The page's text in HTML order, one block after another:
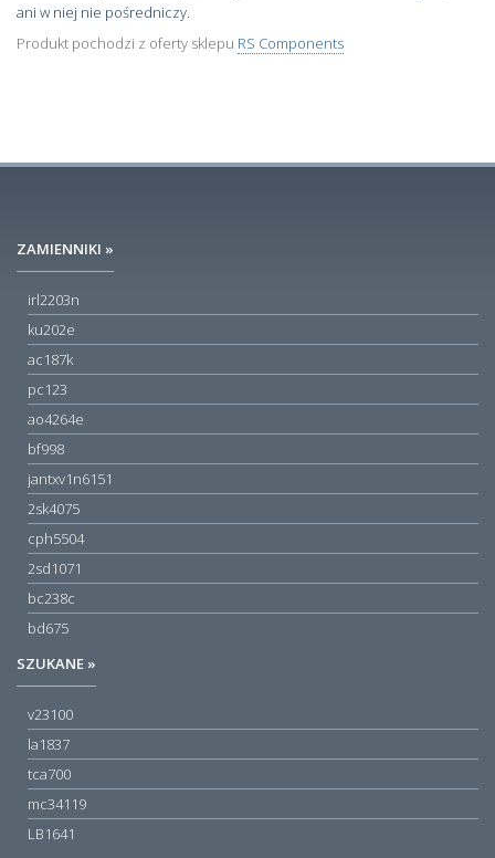
ani w niej nie pośredniczy.
Produkt pochodzi z oferty sklepu RS Components
ZAMIENNIKI »
irl2203n
ku202e
ac187k
pc123
ao4264e
bf998
jantxv1n6151
2sk4075
cph5504
2sd1071
bc238c
bd675
SZUKANE »
v23100
la1837
tca700
mc34119
LB1641